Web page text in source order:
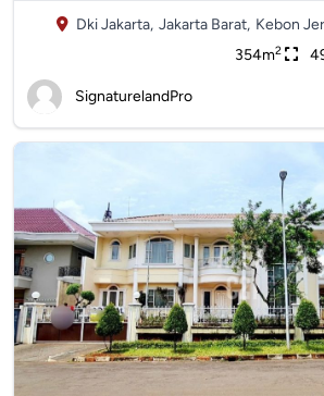
Dki Jakarta, Jakarta Barat, Kebon
354m2
SignaturelandPro